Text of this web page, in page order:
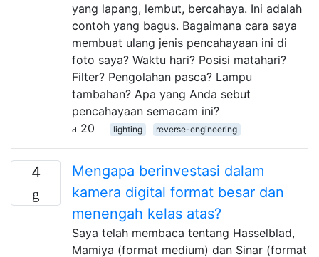
yang lapang, lembut, bercahaya. Ini adalah
contoh yang bagus. Bagaimana cara saya
membuat ulang jenis pencahayaan ini di
foto saya? Waktu hari? Posisi matahari?
Filter? Pengolahan pasca? Lampu
tambahan? Apa yang Anda sebut
pencahayaan semacam ini?
20
lighting reverse-engineering
4
Mengapa berinvestasi dalam
kamera digital format besar dan
menengah kelas atas?
Saya telah membaca tentang Hasselblad,
Mamiya (format medium) dan Sinar (format